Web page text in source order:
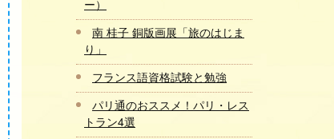
ー）
南 桂子 銅版画展「旅のはじま
り」
フランス語資格試験と勉強
パリ通のおススメ！パリ・レス
トラン4選